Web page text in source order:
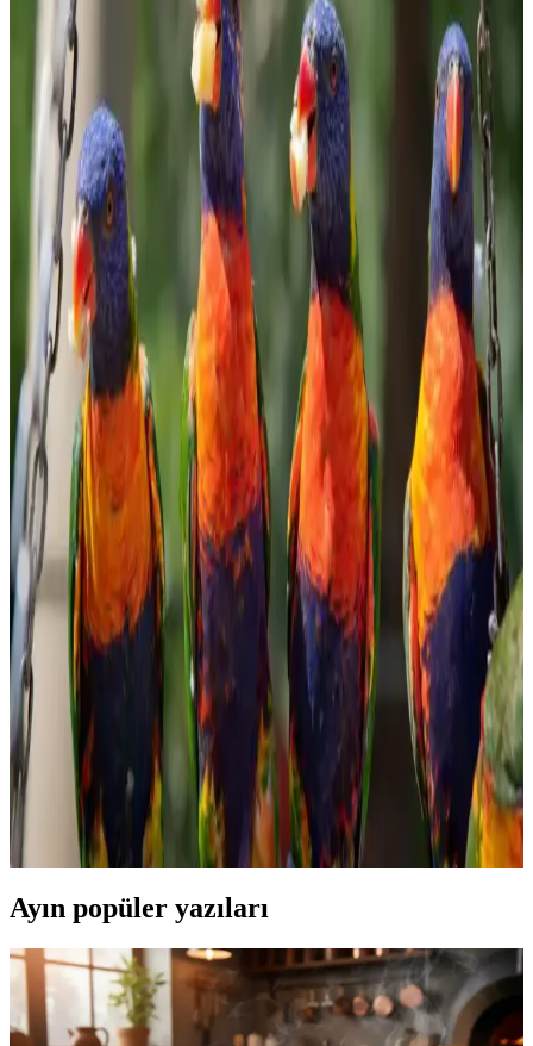
Evde Bulyon Hazırlama Rehberi: Lezzetli ve Doğal
Tarifler
Evde bulyon hazırlamak, doğal ve lezzetli sonuçlar elde etmenizi
sağlar. Malzeme seçimi ve pişirme süresiyle zengin aromalar
yakalayın, sağlıklı ve ekonomik tarifler için ideal bir yöntem.
Ormanlı Pirinci Nedir ve Özellikleriyle Mutfakta
Doğal Bir Seçenek
Ormanlı pirinci, doğal ortamda yetişen aromatik ve sağlıklı bir pirinç
türüdür. Geleneksel tekniklerle hazırlanan bu pirinç, yemeklere
özgün tat ve aroma katar, doğru pişirme teknikleriyle lezzetini ortaya
çıkarır.
Bozkırlı Çavuşoğlu Tahin: Doğal ve Sağlıklı
Ürünlerle Marketlerde Öne Çıkıyor
Bozkırlı Çavuşoğlu tahin, yüksek kaliteli susam ve doğal üretim
yöntemleriyle sağlıklı beslenmeye uygun, marketlerde sık tercih
edilen organik ve katkısız bir tahin seçeneğidir.
Migros'ta Pratik ve Lezzetli Haşlamalık Mısır
Seçenekleri ve Kullanım İpuçları
Migros'ta satılan haşlamalık mısır, pratik hazırlanabilirliği ve sağlıklı
içeriğiyle öne çıkar. Taze veya dondurulmuş seçenekleriyle çeşitli
yemeklerde ve atıştırmalıklarda kullanılabilir, sofralarınıza lezzet
katmaya devam eder.
Konak Şekerleme ve Tatlı Sektöründe Tüketici
Tercihleri ve Piyasa Analizi
Şekerleme ve tatlı ürünleri, tüketicilerin ilgisini çeken geniş bir
yelpazeye sahiptir. Kalite, hijyen ve doğal içerik ön planda olup,
rekabet ve yenilikçilik sektörde öne çıkmayı sağlar.
Ayın popüler yazıları